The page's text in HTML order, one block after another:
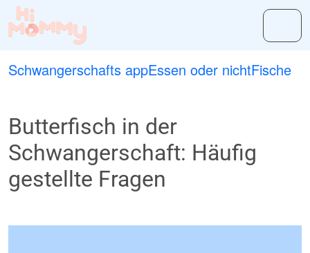
Schwangerschafts appEssen oder nichtFische
Butterfisch in der
Schwangerschaft: Häufig
gestellte Fragen